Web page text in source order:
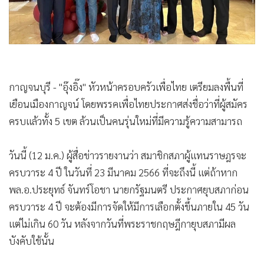
• ต่างประเทศ
• Special Scoop
• เศรษฐกิจ-ธุรกิจ
• ชุมชน-คุณภาพชีวิต
• อาชญากรรม
• Motoring
• วิทยาศาสตร์
• SMEs
• หุ้น
• อินโดจีน
• กองทุนรวม
• Celeb Online
กาญจนบุรี - "อุ๊งอิ๊ง" หัวหน้าครอบครัวเพื่อไทย เตรียมลงพื้นที่
เยือนเมืองกาญจน์ โดยพรรคเพื่อไทยประกาศส่งชื่อว่าที่ผู้สมัคร
ครบแล้วทั้ง 5 เขต ล้วนเป็นคนรุ่นใหม่ที่มีความรู้ความสามารถ
วันนี้ (12 ม.ค.) ผู้สื่อข่าวรายงานว่า สมาชิกสภาผู้แทนราษฎรจะ
ครบวาระ 4 ปี ในวันที่ 23 มีนาคม 2566 ที่จะถึงนี้ แต่ถ้าหาก
พล.อ.ประยุทธ์ จันทร์โอชา นายกรัฐมนตรี ประกาศยุบสภาก่อน
ครบวาระ 4 ปี จะต้องมีการจัดให้มีการเลือกตั้งขึ้นภายใน 45 วัน
แต่ไม่เกิน 60 วัน หลังจากวันที่พระราชกฤษฎีกายุบสภามีผล
บังคับใช้นั้น